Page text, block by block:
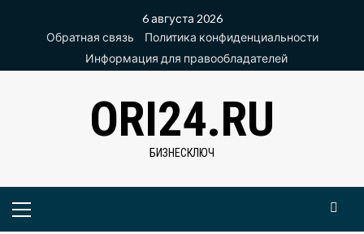
содержимому
6 августа 2026
Обратная связь
Политика конфиденциальности
Информация для правообладателей
ORI24.RU
БИЗНЕСКЛЮЧ
Основное